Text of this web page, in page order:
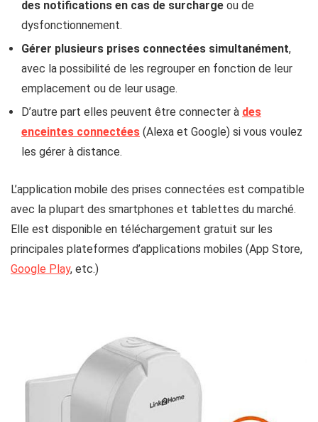
des notifications en cas de surcharge ou de
dysfonctionnement.
Gérer plusieurs prises connectées simultanément,
avec la possibilité de les regrouper en fonction de leur
emplacement ou de leur usage.
D’autre part elles peuvent être connecter à des
enceintes connectées (Alexa et Google) si vous voulez
les gérer à distance.
L’application mobile des prises connectées est compatible
avec la plupart des smartphones et tablettes du marché.
Elle est disponible en téléchargement gratuit sur les
principales plateformes d’applications mobiles (App Store,
Google Play, etc.)